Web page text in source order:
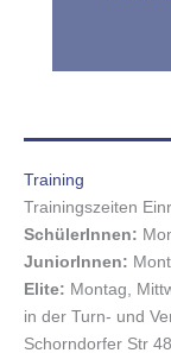
Training
Trainingszeiten
SchülerInnen:
JuniorInnen:
Elite: Montag,
in der Turn- und
Schorndorfer Str